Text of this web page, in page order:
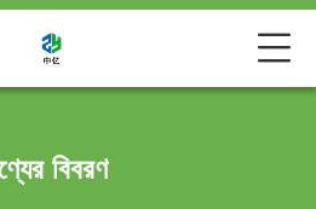
বিবরণ